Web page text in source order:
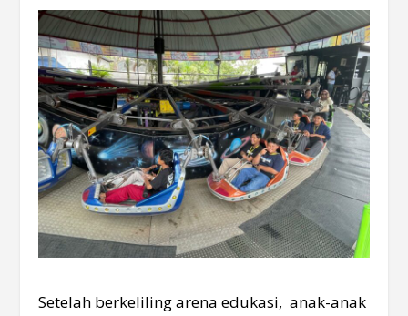
Setelah berkeliling arena edukasi, anak-anak